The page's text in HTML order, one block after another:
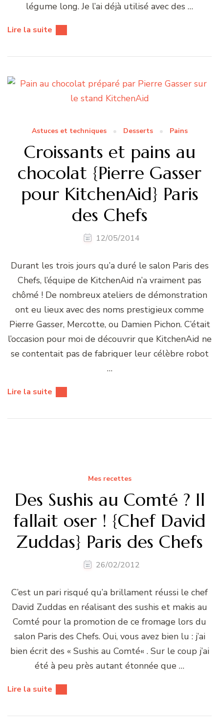
légume long. Je l’ai déjà utilisé avec des …
Lire la suite
Astuces et techniques Desserts Pains
Croissants et pains au
chocolat {Pierre Gasser
pour KitchenAid} Paris
des Chefs
12/05/2014
Durant les trois jours qu’a duré le salon Paris des
Chefs, l’équipe de KitchenAid n’a vraiment pas
chômé ! De nombreux ateliers de démonstration
ont eu lieux avec des noms prestigieux comme
Pierre Gasser, Mercotte, ou Damien Pichon. C’était
l’occasion pour moi de découvrir que KitchenAid ne
se contentait pas de fabriquer leur célèbre robot
…
Lire la suite
Mes recettes
Des Sushis au Comté ? Il
fallait oser ! {Chef David
Zuddas} Paris des Chefs
26/02/2012
C’est un pari risqué qu’a brillament réussi le chef
David Zuddas en réalisant des sushis et makis au
Comté pour la promotion de ce fromage lors du
salon Paris des Chefs. Oui, vous avez bien lu : j’ai
bien écrit des « Sushis au Comté« . Sur le coup j’ai
été à peu près autant étonnée que …
Lire la suite